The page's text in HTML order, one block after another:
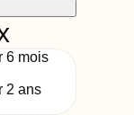
6 mois
2 ans